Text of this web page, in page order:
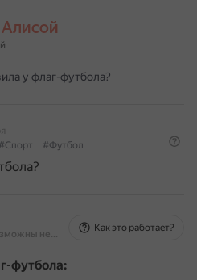
Алисой
у флаг-футбола?
#Спорт #Футбол
На основе источников, возможны неточности
Как это работает?
футбола: